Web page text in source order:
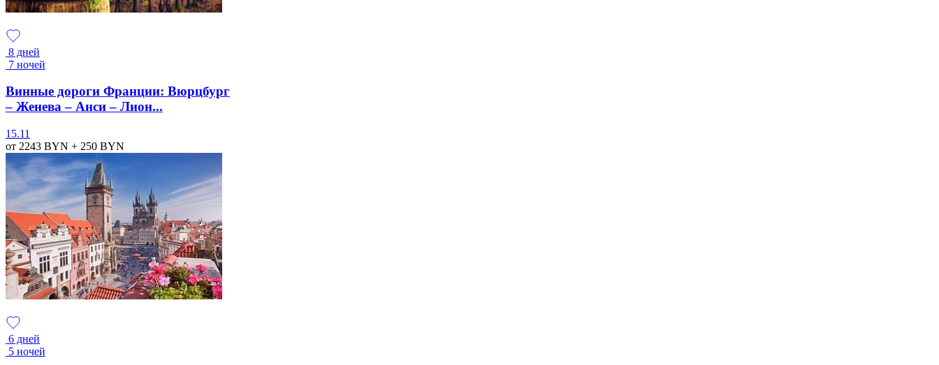
8 дней
7 ночей
Винные дороги Франции: Вюрцбург
– Женева – Анси – Лион...
15.11
от 2243 BYN + 250 BYN
6 дней
5 ночей